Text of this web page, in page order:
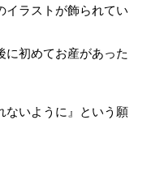
イラストが飾られてい
初めてお産があった
ないように』という願